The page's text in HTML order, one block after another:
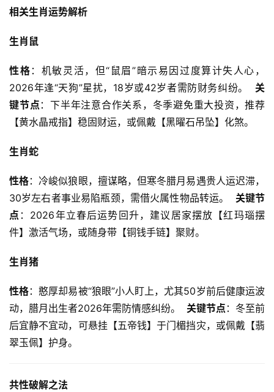
相关生肖运势解析
生肖鼠
性格 ：机敏灵活，但“鼠眉”暗示易因过度算计失人心，
2026年逢“天狗”星扰，18岁或42岁者需防财务纠纷。 关
键节点 ：下半年注意合作关系，冬季避免重大投资，推荐
【黄水晶戒指】稳固财运，或佩戴【黑曜石吊坠】化煞。
生肖蛇
性格：冷峻似狼眼，擅谋略，但寒冬腊月易遇贵人运迟滞，
30岁左右者事业易陷瓶颈，需借火属性物品转运。 关键节
点 ：2026年立春后运势回升，建议居家摆放【红玛瑙摆
件】激活气场，或随身带【铜钱手链】聚财。
生肖猪
性格：憨厚却易被“狼眼”小人盯上，尤其50岁前后健康运波
动，腊月出生者2026年需防情感纠纷。 关键节点 ：冬至前
后宜静不宜动，可悬挂【五帝钱】于门楣挡灾，或佩戴【翡
翠玉佩】护身。
共性破解之法